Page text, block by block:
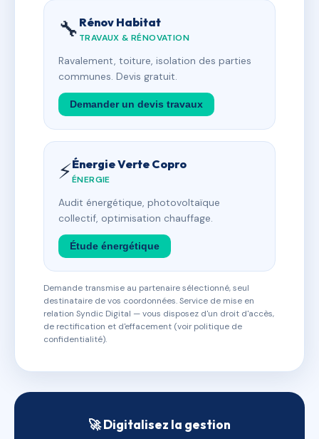
🔧 Rénov Habitat
TRAVAUX & RÉNOVATION
Ravalement, toiture, isolation des parties
communes. Devis gratuit.
Demander un devis travaux
⚡Énergie Verte Copro
ÉNERGIE
Audit énergétique, photovoltaïque
collectif, optimisation chauffage.
Étude énergétique
Demande transmise au partenaire sélectionné, seul
destinataire de vos coordonnées. Service de mise en
relation Syndic Digital — vous disposez d'un droit d'accès,
de rectification et d'effacement (voir politique de
confidentialité).
🚀 Digitalisez la gestion